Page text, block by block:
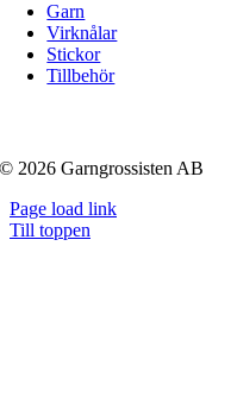
Garn
Virknålar
Stickor
Tillbehör
© 2026 Garngrossisten AB
Page load link
Till toppen